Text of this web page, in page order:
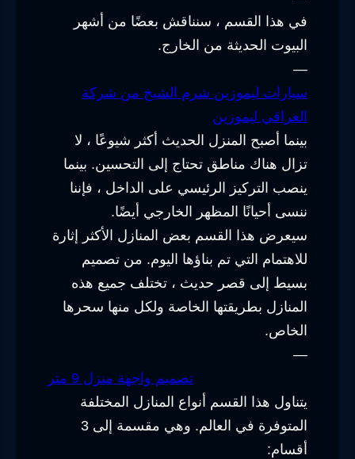
في هذا القسم ، سنناقش بعضًا من أشهر
البيوت الحديثة من الخارج.
—
سيارات ليموزين شرم الشيخ من شركة
العراقي ليموزين
بينما أصبح المنزل الحديث أكثر شيوعًا ، لا
تزال هناك مناطق تحتاج إلى التحسين. بينما
ينصب التركيز الرئيسي على الداخل ، فإننا
ننسى أحيانًا المظهر الخارجي أيضًا.
سيعرض هذا القسم بعض المنازل الأكثر إثارة
للاهتمام التي تم بناؤها اليوم. من تصميم
بسيط إلى قصر حديث ، تختلف جميع هذه
المنازل بطريقتها الخاصة ولكل منها سحرها
الخاص.
—
تصميم واجهة منزل 9 متر
يتناول هذا القسم أنواع المنازل المختلفة
المتوفرة في العالم. وهي مقسمة إلى 3
أقسام: